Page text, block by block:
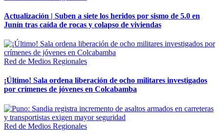
Actualización | Suben a siete los heridos por sismo de 5.0 en
Junín tras caída de rocas y colapso de viviendas
Red de Medios Regionales
¡Último! Sala ordena liberación de ocho militares investigados
por crímenes de jóvenes en Colcabamba
Red de Medios Regionales